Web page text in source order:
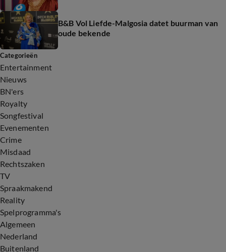
B&B Vol Liefde-Malgosia datet buurman van
oude bekende
Categorieën
Entertainment
Nieuws
BN'ers
Royalty
Songfestival
Evenementen
Crime
Misdaad
Rechtszaken
TV
Spraakmakend
Reality
Spelprogramma's
Algemeen
Nederland
Buitenland